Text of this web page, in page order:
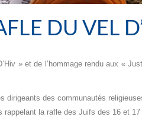
DU VEL
» et de l’hommage rendu aux «
des communautés
rappelant la rafle des Juifs des 16 et